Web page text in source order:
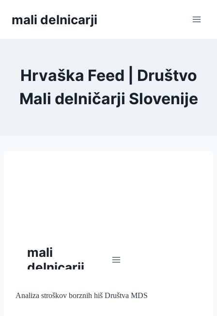
mali delnicarji
Hrvaška Feed | Društvo
Mali delničarji Slovenije
Analiza stroškov borznih hiš Društva MDS